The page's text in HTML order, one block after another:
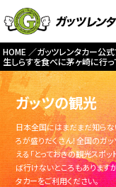
HOME ガッツレンタカー公
生しらすを食べに茅ヶ崎に行っ
ガッツの観光
日本全国にはまだまだ知らな
ろが盛りだくさん！全国のガ
える「とっておきの観光スポ
ば行けないところもあります
タカーをご利用ください。